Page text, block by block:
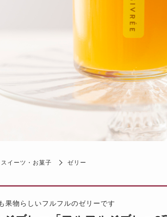
スイーツ・お菓子 ゼリー
果物らしいフルフルのゼリーです